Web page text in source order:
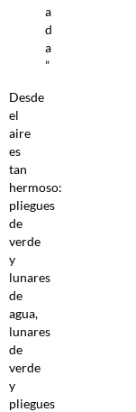
a
d
a
”
Desde
el
aire
es
tan
hermoso:
pliegues
de
verde
y
lunares
de
agua,
lunares
de
verde
y
pliegues